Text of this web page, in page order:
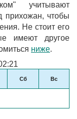
учитывают
прихожан, чтобы
Не стоит его
имеют другое
ниже.
Сб Вс